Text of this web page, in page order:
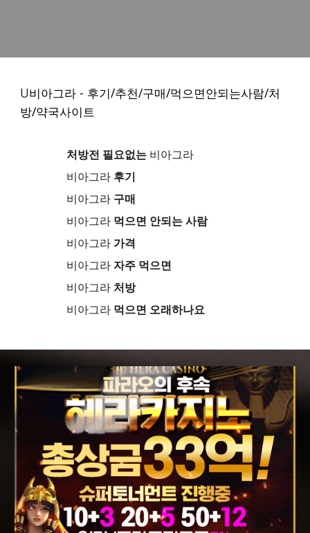
U비아그라 - 후기/추천/구매/먹으면안되는사람/처
방/약국사이트
처방전 필요없는 비아그라
비아그라 후기
비아그라 구매
비아그라 먹으면 안되는 사람
비아그라 가격
비아그라자주 먹으면
비아그라 처방
비아그라 먹으면 오래하나요